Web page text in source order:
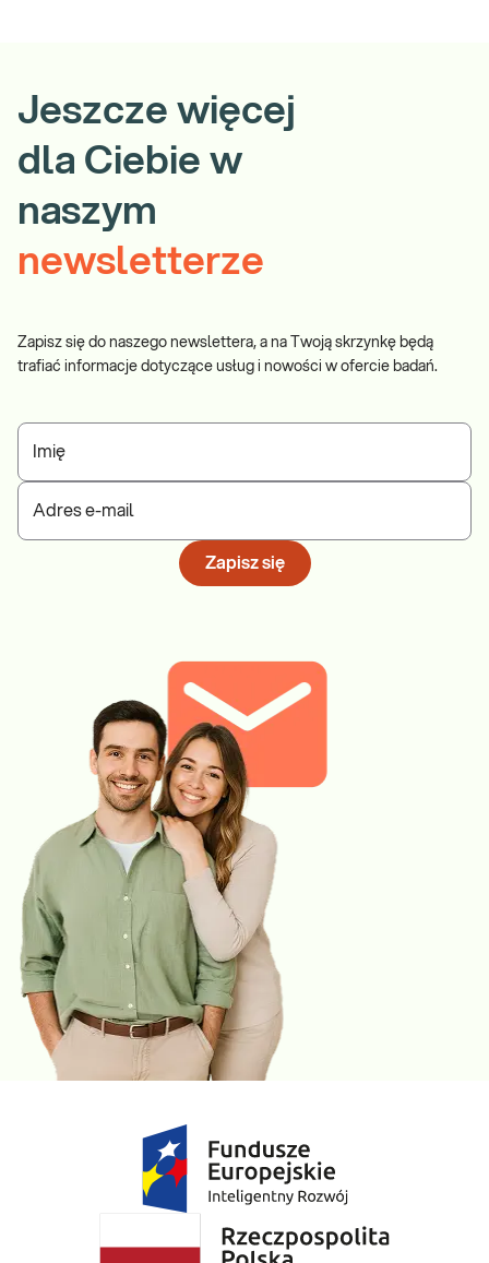
Jeszcze więcej
dla Ciebie w
naszym
newsletterze
Zapisz się do naszego newslettera, a na Twoją skrzynkę będą
trafiać informacje dotyczące usług i nowości w ofercie badań.
Imię
Adres e-mail
Zapisz się